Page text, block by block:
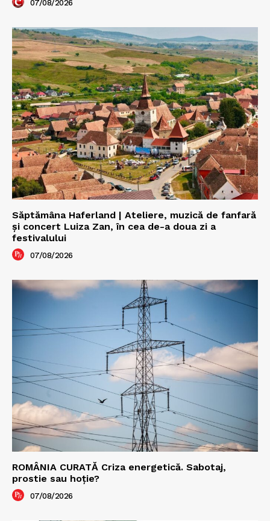
07/08/2026
Săptămâna Haferland | Ateliere, muzică de fanfară
şi concert Luiza Zan, în cea de-a doua zi a
festivalului
07/08/2026
ROMÂNIA CURATĂ Criza energetică. Sabotaj,
prostie sau hoție?
07/08/2026